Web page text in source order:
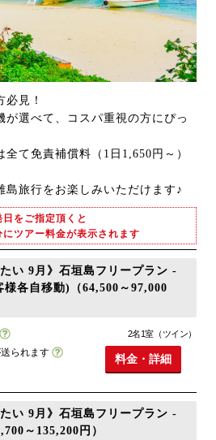
見！
が選べて、コスパ重視の方にぴっ
て免責補償料（1日1,650円～）
島旅行をお楽しみいただけます♪
日をご指定頂くと
ツアー料金が表示されます
い 9月》石垣島フリープラン -
様各自移動)（64,500～97,000
られます
2名1室（ツイン）
料金・詳細
い 9月》石垣島フリープラン -
～135,200円）